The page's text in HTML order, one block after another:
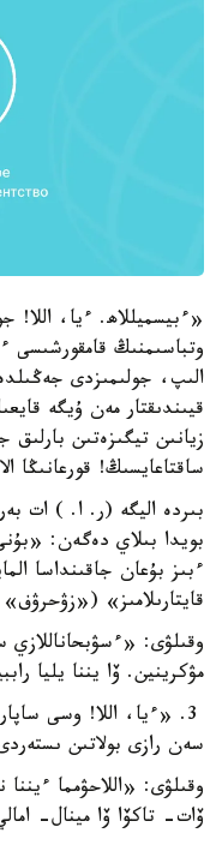
«ءبيسميللاھ. ءيا، اللا!
وتباسىمنىڭ قامقورشىسى
الىپ، جولىمىزدى
قيىندىقتار مەن ۇيگە
زيانىن تيگىزەتىن بارلىق
ساقتاعايسىڭ! قورعانىڭا
بىردە اليگە (ر. ا. ) ات
بويدا بىلاي دەگەن:
ءبىز بۇعان جاقىنداسا
قايتارىلامىز» («زۋحرۋف»
وقىلۋى: «ءسۋبحاناللازي
مۋكرينين. ۆا يننا يليا
3. «ءيا، اللا! وسى
سەن رازى بولاتىن
وقىلۋى: «اللاحۋمما ءيننا
ۆات- تاكۆا ۆا مينال-